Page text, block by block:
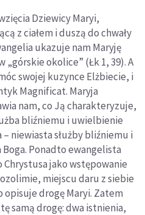
Dziewicy Maryi,
z ciałem i duszą do chwały
ukazuje nam Maryję
okolice” (Łk 1, 39). A
swojej kuzynce Elżbiecie, i
Magnificat. Maryja
nam, co Ją charakteryzuje,
bliźniemu i uwielbienie
niewiasta służby bliźniemu i
Ponadto ewangelista
Chrystusa jako wstępowanie
miejscu daru z siebie
opisuje drogę Maryi. Zatem
samą drogę: dwa istnienia,